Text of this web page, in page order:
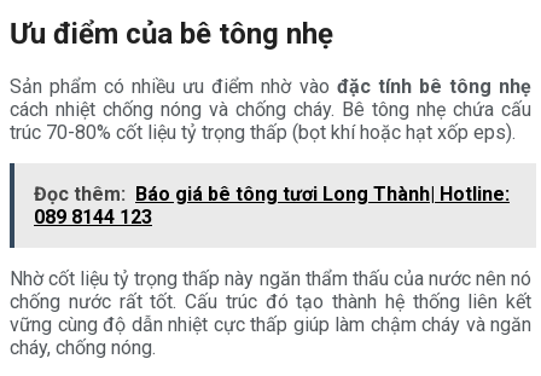
Ưu điểm của bê tông nhẹ
Sản phẩm có nhiều ưu điểm nhờ vào đặc tính bê tông nhẹ
cách nhiệt chống nóng và chống cháy. Bê tông nhẹ chứa cấu
trúc 70-80% cốt liệu tỷ trọng thấp (bọt khí hoặc hạt xốp eps).
Đọc thêm: Báo giá bê tông tươi Long Thành| Hotline:
089 8144 123
Nhờ cốt liệu tỷ trọng thấp này ngăn thẩm thấu của nước nên nó
chống nước rất tốt. Cấu trúc đó tạo thành hệ thống liên kết
vững cùng độ dẫn nhiệt cực thấp giúp làm chậm cháy và ngăn
cháy, chống nóng.